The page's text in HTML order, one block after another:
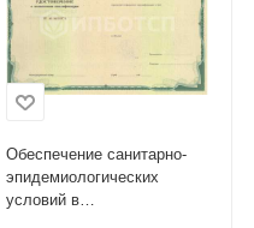
Обеспечение санитарно-
эпидемиологических
условий в